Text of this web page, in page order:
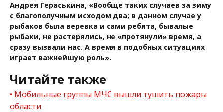
Андрея Гераськина, «Вообще таких случаев за зиму
с благополучным исходом два; в данном случае у
рыбаков была веревка и сами ребята, бывалые
рыбаки, не растерялись, не «протянули» время, а
сразу вызвали нас. А время в подобных ситуациях
играет важнейшую роль».
Читайте также
Мобильные группы МЧС вышли тушить пожары
области